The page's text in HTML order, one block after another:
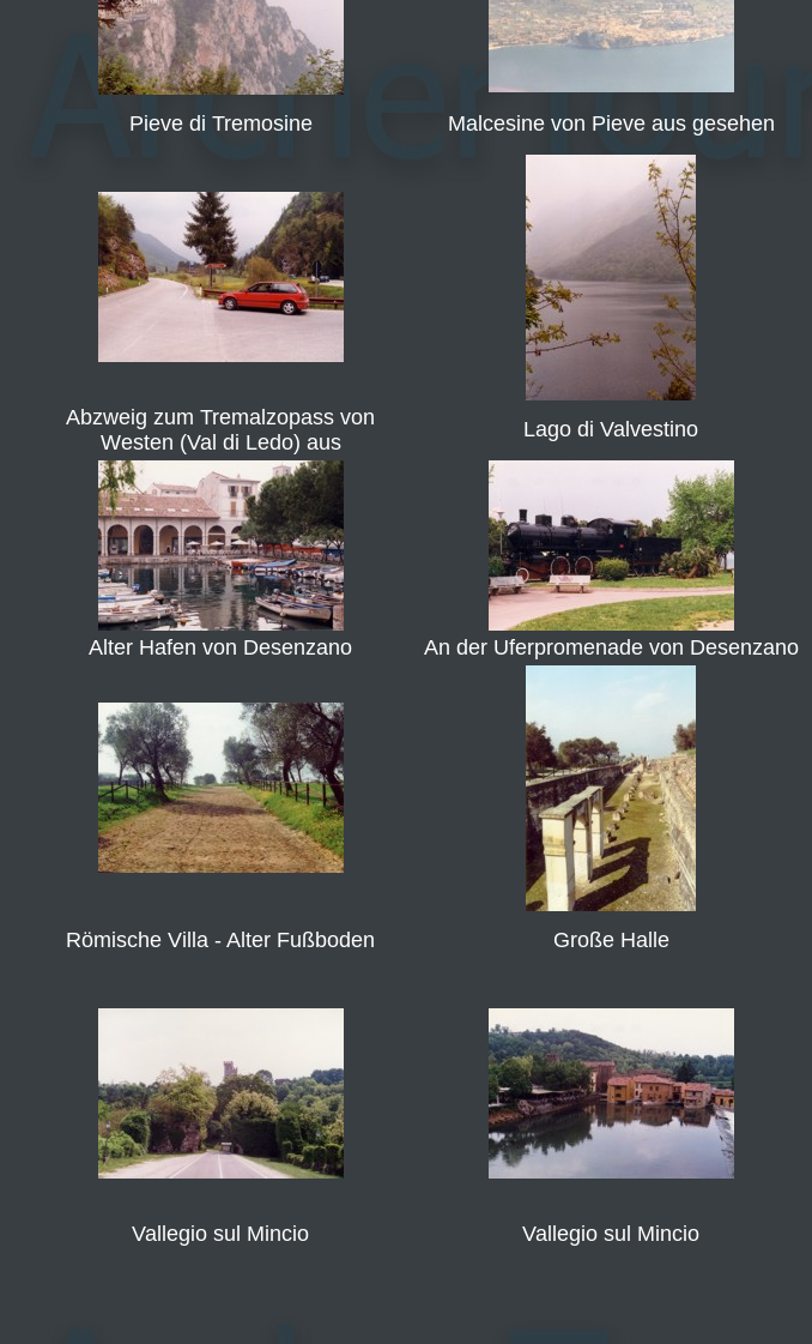
Pieve di Tremosine Malcesine von Pieve aus gesehen
Abzweig zum Tremalzopass von
Westen (Val di Ledo) aus
Lago di Valvestino
Alter Hafen von Desenzano An der Uferpromenade von Desenzano
Römische Villa - Alter Fußboden Große Halle
Vallegio sul Mincio Vallegio sul Mincio